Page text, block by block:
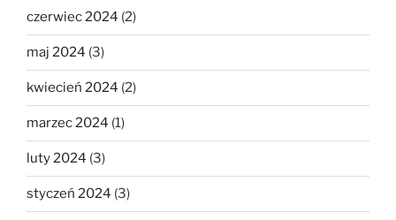
czerwiec 2024 (2)
maj 2024 (3)
kwiecień 2024 (2)
marzec 2024 (1)
luty 2024 (3)
styczeń 2024 (3)